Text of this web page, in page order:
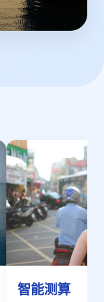
智能测算